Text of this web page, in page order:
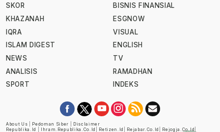
SKOR
KHAZANAH
IQRA
ISLAM DIGEST
NEWS
ANALISIS
SPORT
BISNIS FINANSIAL
ESGNOW
VISUAL
ENGLISH
TV
RAMADHAN
INDEKS
About Us Pedoman Siber
Disclaimer
Republika.id
Ihram.republika.co.id Retizen.id Rejabar.co.id Rejogja.co.id